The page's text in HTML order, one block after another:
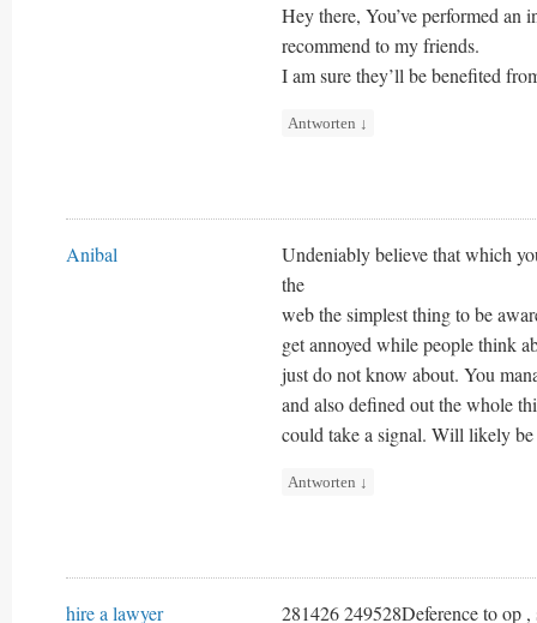
Hey there, You’ve performed
recommend to my friends.
I am sure they’ll be benefited
Antworten ↓
Anibal
Undeniably believe that which
the
web the simplest thing to be
get annoyed while people think
just do not know about. You
and also defined out the whole
could take a signal. Will likely
Antworten ↓
hire a lawyer 281426 249528Deference to op